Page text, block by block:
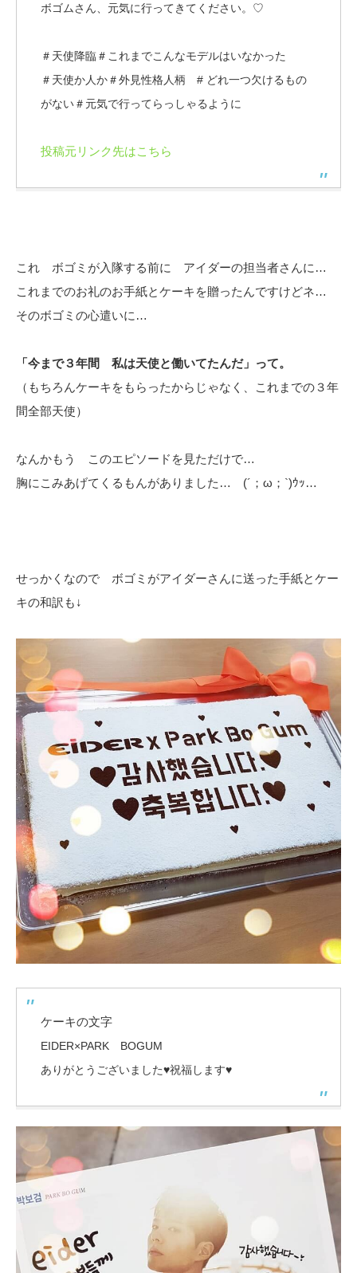
ボゴムさん、元気に行ってきてください。♡
＃天使降臨＃これまでこんなモデルはいなかった
＃天使か人か＃外見性格人柄 # どれ一つ欠けるもの
がない＃元気で行ってらっしゃるように
投稿元リンク先はこちら
これ ボゴミが入隊する前に アイダーの担当者さんに…
これまでのお礼のお手紙とケーキを贈ったんですけどネ…
そのボゴミの心遣いに…
「今まで３年間 私は天使と働いてたんだ」って。
（もちろんケーキをもらったからじゃなく、これまでの３年
間全部天使）
なんかもう このエピソードを見ただけで…
胸にこみあげてくるもんがありました… (´；ω；`)ｳｯ…
せっかくなので ボゴミがアイダーさんに送った手紙とケー
キの和訳も↓
ケーキの文字
EIDER×PARK BOGUM
ありがとうございました♥祝福します♥